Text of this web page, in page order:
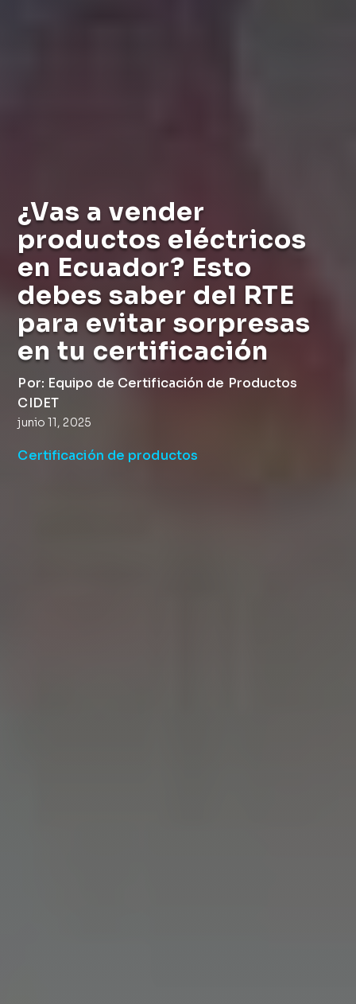
¿Vas a vender
productos eléctricos
en Ecuador? Esto
debes saber del RTE
para evitar sorpresas
en tu certificación
Por: Equipo de Certificación de Productos
CIDET
junio 11, 2025
Certificación de productos